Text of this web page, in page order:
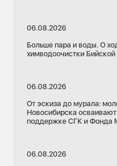
06.08.2026
Больше пара и воды. О
химводоочистки
06.08.2026
От эскиза до мурала:
Новосибирска
поддержке СГК и Фонда
06.08.2026